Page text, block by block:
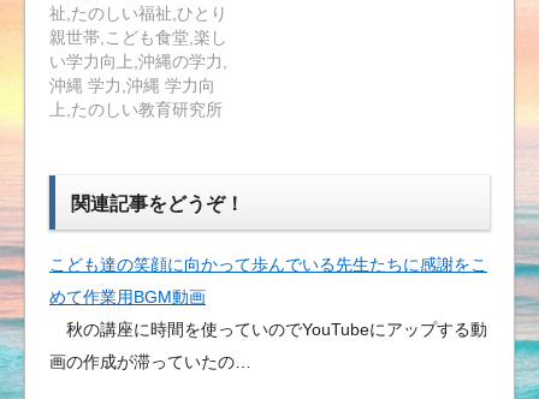
祉,たのしい福祉,ひとり
親世帯,こども食堂,楽し
い学力向上,沖縄の学力,
沖縄 学力,沖縄 学力向
上,たのしい教育研究所
関連記事をどうぞ！
こども達の笑顔に向かって歩んでいる先生たちに感謝をこ
めて作業用BGM動画
秋の講座に時間を使っていのでYouTubeにアップする動
画の作成が滞っていたの…